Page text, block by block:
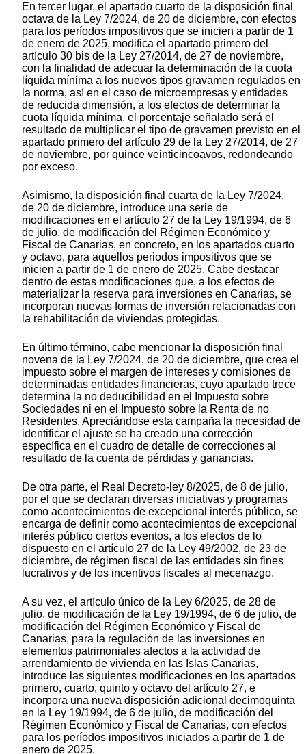
En tercer lugar, el apartado cuarto de la disposición final
octava de la Ley 7/2024, de 20 de diciembre, con efectos
para los períodos impositivos que se inicien a partir de 1
de enero de 2025, modifica el apartado primero del
artículo 30 bis de la Ley 27/2014, de 27 de noviembre,
con la finalidad de adecuar la determinación de la cuota
líquida mínima a los nuevos tipos gravamen regulados en
la norma, así en el caso de microempresas y entidades
de reducida dimensión, a los efectos de determinar la
cuota líquida mínima, el porcentaje señalado será el
resultado de multiplicar el tipo de gravamen previsto en el
apartado primero del artículo 29 de la Ley 27/2014, de 27
de noviembre, por quince veinticincoavos, redondeando
por exceso.
Asimismo, la disposición final cuarta de la Ley 7/2024,
de 20 de diciembre, introduce una serie de
modificaciones en el artículo 27 de la Ley 19/1994, de 6
de julio, de modificación del Régimen Económico y
Fiscal de Canarias, en concreto, en los apartados cuarto
y octavo, para aquellos periodos impositivos que se
inicien a partir de 1 de enero de 2025. Cabe destacar
dentro de estas modificaciones que, a los efectos de
materializar la reserva para inversiones en Canarias, se
incorporan nuevas formas de inversión relacionadas con
la rehabilitación de viviendas protegidas.
En último término, cabe mencionar la disposición final
novena de la Ley 7/2024, de 20 de diciembre, que crea el
impuesto sobre el margen de intereses y comisiones de
determinadas entidades financieras, cuyo apartado trece
determina la no deducibilidad en el Impuesto sobre
Sociedades ni en el Impuesto sobre la Renta de no
Residentes. Apreciándose esta campaña la necesidad de
identificar el ajuste se ha creado una corrección
específica en el cuadro de detalle de correcciones al
resultado de la cuenta de pérdidas y ganancias.
De otra parte, el Real Decreto-ley 8/2025, de 8 de julio,
por el que se declaran diversas iniciativas y programas
como acontecimientos de excepcional interés público, se
encarga de definir como acontecimientos de excepcional
interés público ciertos eventos, a los efectos de lo
dispuesto en el artículo 27 de la Ley 49/2002, de 23 de
diciembre, de régimen fiscal de las entidades sin fines
lucrativos y de los incentivos fiscales al mecenazgo.
A su vez, el artículo único de la Ley 6/2025, de 28 de
julio, de modificación de la Ley 19/1994, de 6 de julio, de
modificación del Régimen Económico y Fiscal de
Canarias, para la regulación de las inversiones en
elementos patrimoniales afectos a la actividad de
arrendamiento de vivienda en las Islas Canarias,
introduce las siguientes modificaciones en los apartados
primero, cuarto, quinto y octavo del artículo 27, e
incorpora una nueva disposición adicional decimoquinta
en la Ley 19/1994, de 6 de julio, de modificación del
Régimen Económico y Fiscal de Canarias, con efectos
para los períodos impositivos iniciados a partir de 1 de
enero de 2025.